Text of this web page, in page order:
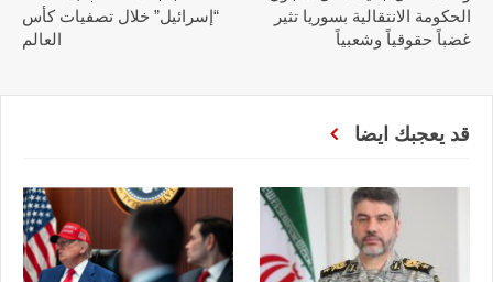
الحكومة الانتقالية بسوريا تثير
غضباً حقوقياً وشعبياً
“إسرائيل” خلال تصفيات كأس
العالم
قد يعجبك ايضا